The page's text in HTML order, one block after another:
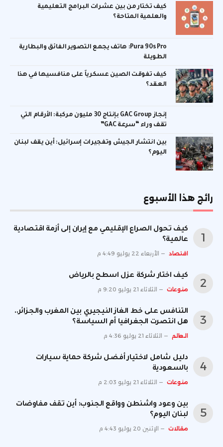
كيف تختار من بين عشرات البرامج التعليمية
والعلمية المتاحة؟
Pura 90s Pro: هاتف يجمع التصوير الفائق والبطارية
الطويلة
كيف تفوقت الصين عسكرياً على منافسيها في هذا
العقد؟
إنجاز GAC Group بإنتاج 30 مليون مركبة: الأرقام التي
تقف وراء “سرعة GAC”
بين انتشار الجيش وتفجيرات إسرائيل: أين يقف لبنان
اليوم؟
رائج هذا الأسبوع
كيف تحول الصراع الإقليمي مع إيران إلى أزمة اقتصادية
عالمية؟
اقتصاد الأربعاء 22 يوليو 4:49 م
كيف اختار شركة عزل اسطح بالرياض
منوعات الثلاثاء 21 يوليو 9:20 م
التنافس على خط الغاز النيجيري بين المغرب والجزائر..
هل انتصرت الجغرافيا أم السياسة؟
العالم الثلاثاء 21 يوليو 4:36 م
دليل شامل لاختيار أفضل شركة حماية سيارات
بالسعودية
منوعات الثلاثاء 21 يوليو 2:03 م
بين وعود واشنطن وواقع الجنوب: أين تقف مفاوضات
لبنان اليوم؟
مقالات الإثنين 20 يوليو 4:43 م